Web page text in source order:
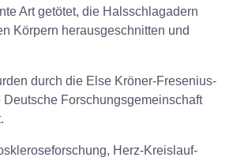
Art getötet, die Halsschlagadern
Körpern herausgeschnitten und
durch die Else Kröner-Fresenius-
Deutsche Forschungsgemeinschaft
Herz-Kreislauf-